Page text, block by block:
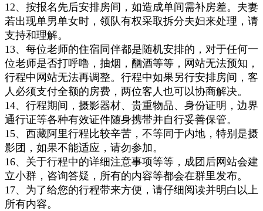
12、按报名先后安排房间，如造成单间需补房差。夫妻
若出现单男单女时，领队有权采取拆分夫妇来处理 ，请
支持和理解。
13、每位老师的住宿同伴都是随机安排的，对于任何一
位老师是否打呼噜，抽烟，酗酒等等，网站无法预知，
行程中网站无法再调整。行程中如果另行安排房间， 客
人必须支付全额的房费，两位客人也可以协商解决。
14、行程期间，摄影器材、贵重物品、身份证明 ，边界
通行证等各种有效证件随身携带并自行妥善保管。
15、西藏阿里行程比较辛苦，不等同于内地，特别是摄
影团，如果不能适应，请勿参加。
16、关于行程中的详细注意事项等等，成团后网站会建
立小群，咨询答疑， 所有的内容等都会在群里发布。
17、 为了给您的行程带来方便，请仔细阅读并明白以上
所有内容。